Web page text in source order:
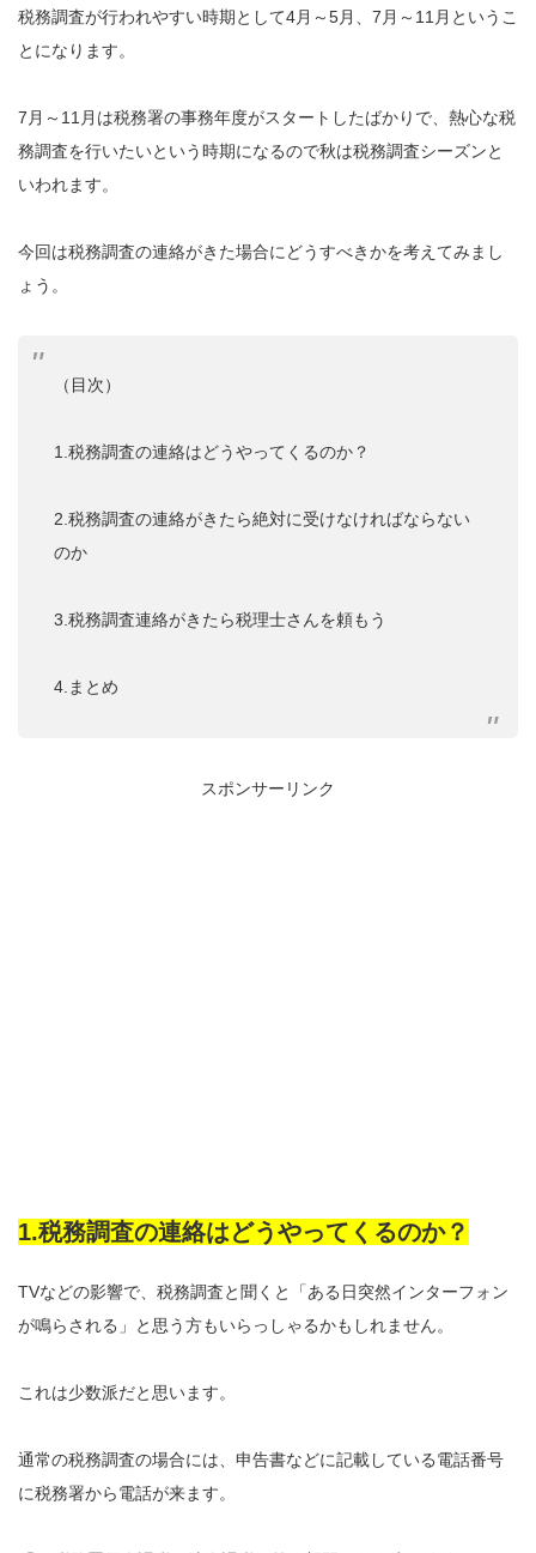
税務調査が行われやすい時期として4月～5月、7月～11月というこ
とになります。
7月～11月は税務署の事務年度がスタートしたばかりで、熱心な税
務調査を行いたいという時期になるので秋は税務調査シーズンと
いわれます。
今回は税務調査の連絡がきた場合にどうすべきかを考えてみまし
ょう。
（目次）
1.税務調査の連絡はどうやってくるのか？
2.税務調査の連絡がきたら絶対に受けなければならない
のか
3.税務調査連絡がきたら税理士さんを頼もう
4.まとめ
スポンサーリンク
1.税務調査の連絡はどうやってくるのか？
TVなどの影響で、税務調査と聞くと「ある日突然インターフォン
が鳴らされる」と思う方もいらっしゃるかもしれません。
これは少数派だと思います。
通常の税務調査の場合には、申告書などに記載している電話番号
に税務署から電話が来ます。